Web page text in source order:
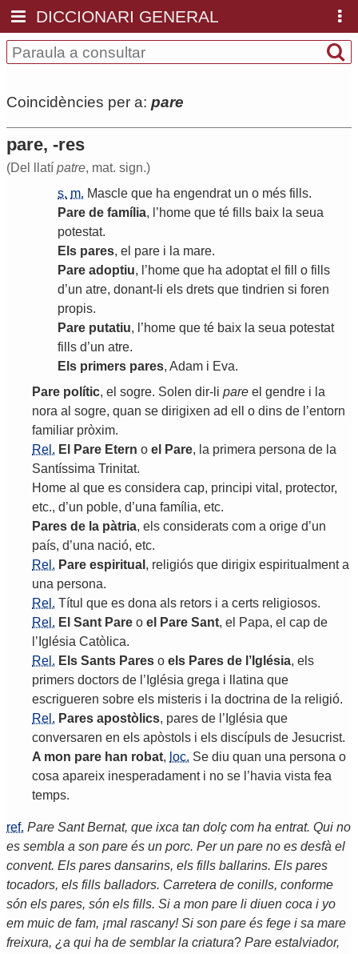
DICCIONARI GENERAL
Coincidències per a: pare
pare, -res
(Del llatí patre, mat. sign.)
s. m. Mascle que ha engendrat un o més fills.
Pare de família, ’home que té fills baix la seua
potestat.
Els pares, el pare i la mare.
Pare adoptiu, ’home que ha adoptat el fill o fills
d’un atre, donant- li els drets que tindrien si foren
propis.
Pare putatiu, ’home que té baix la seua potestat
fills d’un atre.
Els primers pares, Adam i Eva.
Pare polític, el sogre. Solen dir- li pare el gendre i la
nora al sogre, quan se dirigixen ad ell o dins de ’entorn
familiar pròxim.
Rel. El Pare Etern o el Pare, la primera persona de la
Santíssima Trinitat.
Home al que es considera cap, principi vital , protector,
etc., d’un poble, d’una família, etc.
Pares de la pàtria, els considerats com a orige d’un
país, d’una nació, etc.
Rel. Pare espiritual , religiós que dirigix espiritualment a
una persona.
Rel. Títul que es dona als retors i a certs religiosos.
Rel. El Sant Pare o el Pare Sant, el Papa, el cap de
’ Iglésia Catòlica.
Rel. Els Sants Pares o els Pares de ’ Iglésia, els
primers doctors de ’ Iglésia grega i llatina que
escrigueren sobre els misteris i la doctrina de la religió.
Rel. Pares apostòlics, pares de ’ Iglésia que
conversaren en els apòstols i els discípuls de Jesucrist.
A mon pare han robat, loc. Se diu quan una persona o
cosa apareix inesperadament i no se ’havia vista fea
temps.
ref. Pare Sant Bernat, que ixca tan dolç com ha entrat. Qui no
es sembla a son pare és un porc. Per un pare no es desfà el
convent. Els pares dansarins, els fills ballarins. Els pares
tocadors, els fills balladors. Carretera de conills, conforme
són els pares, són els fills. Si a mon pare li diuen coca i yo
em muic de fam, ¡mal rascany! Si son pare és fege i sa mare
freixura, ¿a qui ha de semblar la criatura? Pare estalviador,